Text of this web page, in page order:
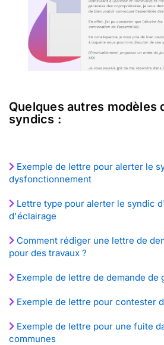
Quelques autres modèles
syndics :
Exemple de lettre pour alerter le
dysfonctionnement
Lettre type pour alerter le syndic
d'éclairage
Comment rédiger une lettre de
pour des travaux ?
Exemple de lettre de demande de
Exemple de lettre pour contester
Exemple de lettre pour une fuite
communes